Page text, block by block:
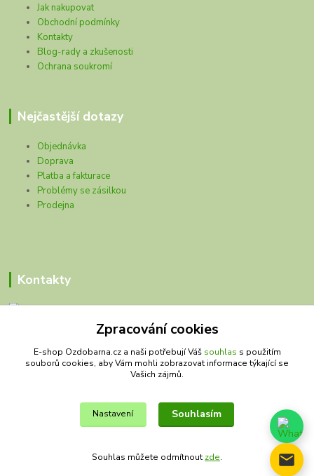
Jak nakupovat
Obchodní podmínky
Kontakty
Blog-rady a zkušenosti
Ochrana soukromí
Nejčastější dotazy
Objednávka
Doprava
Platba a fakturace
Problémy se zásilkou
Prodejna
Kontakty
Kristýna Matějková
olivymatej@seznam.cz
Zpracování cookies
E-shop Ozdobarna.cz a naši potřebují Váš souhlas s použitím
souborů cookies, aby Vám mohli zobrazovat informace týkající se
Vašich zájmů.
Nastavení Souhlasím
Souhlas můžete odmítnout zde.